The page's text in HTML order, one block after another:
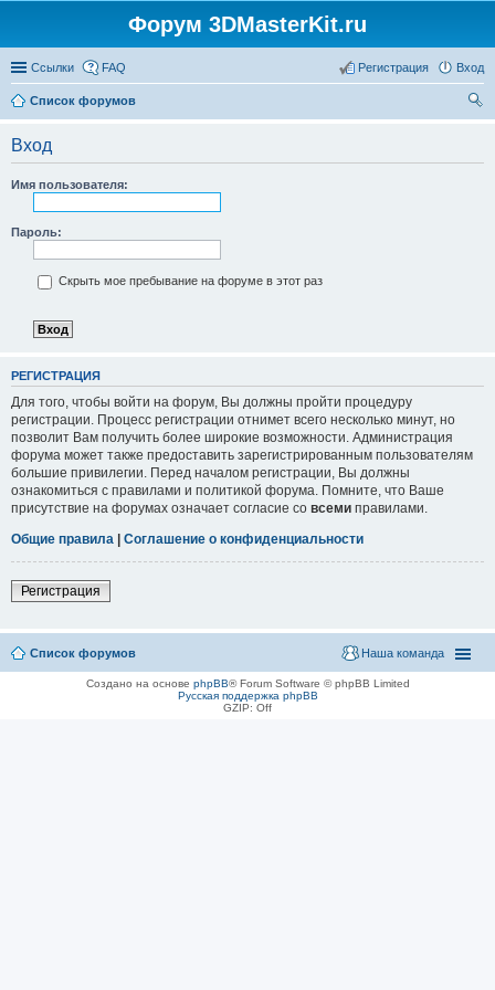
Форум 3DMasterKit.ru
Ссылки FAQ Вход
Регистрация
Список форумов
Вход
Имя пользователя:
Пароль:
Скрыть мое пребывание на форуме в этот раз
РЕГИСТРАЦИЯ
Для того, чтобы войти на форум, Вы должны пройти процедуру
регистрации. Процесс регистрации отнимет всего несколько минут, но
позволит Вам получить более широкие возможности. Администрация
форума может также предоставить зарегистрированным пользователям
большие привилегии. Перед началом регистрации, Вы должны
ознакомиться с правилами и политикой форума. Помните, что Ваше
присутствие на форумах означает согласие со всеми правилами.
Общие правила | Соглашение о конфиденциальности
Регистрация
Список форумов Наша команда
Создано на основе phpBB® Forum Software © phpBB Limited
Русская поддержка phpBB
GZIP: Off